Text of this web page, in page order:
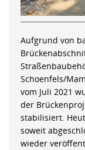
Aufgrund von
Schoenfels/
vom Juli 2021
der
stabilisiert.
soweit
wieder